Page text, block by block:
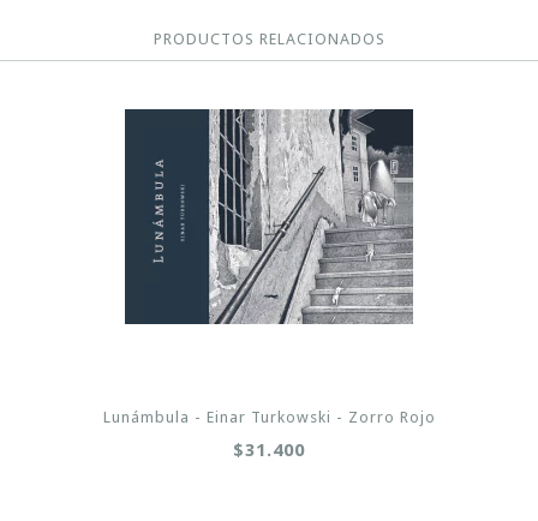
PRODUCTOS RELACIONADOS
Lunámbula - Einar Turkowski - Zorro Rojo
$31.400